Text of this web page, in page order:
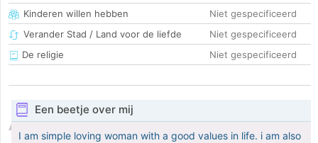
Kinderen willen hebben
Niet gespecificeerd
Verander Stad / Land voor de liefde
Niet gespecificeerd
De religie
Niet gespecificeerd
Een beetje over mij
I am simple loving woman with a good values in life. i am also